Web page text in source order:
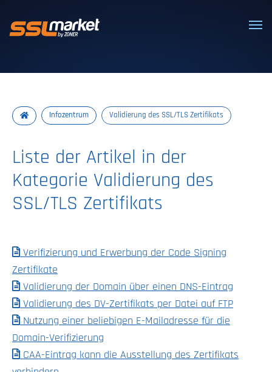
Vertrauenswürdige SSL/TLS-
Infozentrum Validierung des SSL/TLS Zertifikats
Liste der Artikel in der
Kategorie Validierung des
SSL/TLS Zertifikats
Verifizierung und Erwerbung der Code Signing
Zertifikate
Validierung der Domain über einen DNS-Eintrag
Validierung des DV-Zertifikats per Datei auf FTP
Nutzung einer beliebigen E-Mailadresse für die
Domain-Verifizierung
CAA-Eintrag kann die Ausstellung des Zertifikats